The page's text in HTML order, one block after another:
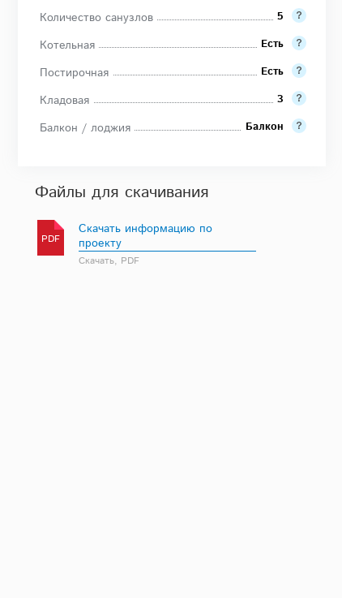
Количество санузлов 5
Котельная Есть
Постирочная Есть
Кладовая 3
Балкон / лоджия Балкон
Файлы для скачивания
PDF
Скачать информацию по
проекту
Скачать, PDF